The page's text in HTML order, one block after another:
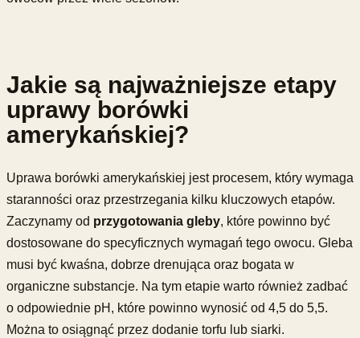
Jakie są najważniejsze etapy
uprawy borówki
amerykańskiej?
Uprawa borówki amerykańskiej jest procesem, który wymaga
staranności oraz przestrzegania kilku kluczowych etapów.
Zaczynamy od przygotowania gleby, które powinno być
dostosowane do specyficznych wymagań tego owocu. Gleba
musi być kwaśna, dobrze drenująca oraz bogata w
organiczne substancje. Na tym etapie warto również zadbać
o odpowiednie pH, które powinno wynosić od 4,5 do 5,5.
Można to osiągnąć przez dodanie torfu lub siarki.